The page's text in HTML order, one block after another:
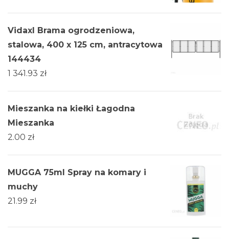
Vidaxl Brama ogrodzeniowa,
stalowa, 400 x 125 cm, antracytowa
144434
1 341.93 zł
Mieszanka na kiełki Łagodna
Mieszanka
2.00 zł
MUGGA 75ml Spray na komary i
muchy
21.99 zł